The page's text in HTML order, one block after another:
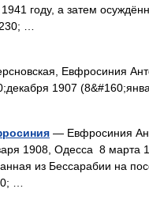
году, а затем
…
Евфросиния
1907
— Евфросиния
1908, Одесса 8 марта
из Бессарабии на
…